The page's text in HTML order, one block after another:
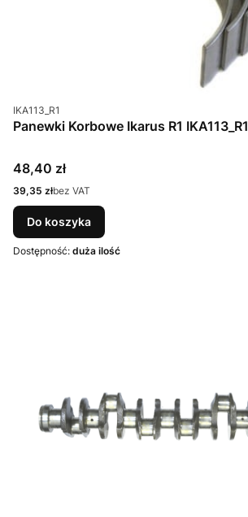
Kod produktu
IKA113_R1
Panewki Korbowe Ikarus R1 IKA113_R1
Cena
48,40 zł
Cena
39,35 złbez VAT
Do koszyka
Dostępność: duża ilość